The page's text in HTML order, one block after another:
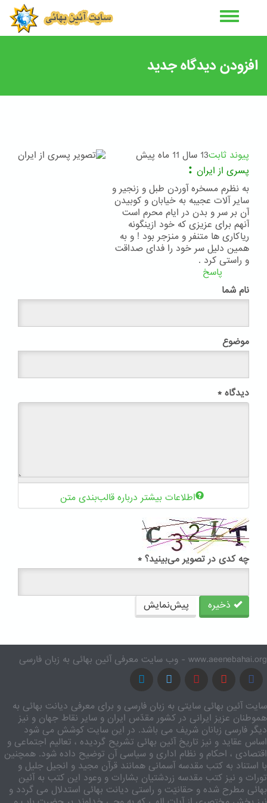
افزودن دیدگاه جدید
پیوند ثابت13 سال 11 ماه پیش
پسری از ایران :
به نظرم مسخره آوردن طبل و زنجیر و
سایر آلات عجیبه به خیابان و کوبیدن
آن بر سر و بدن در ایام محرم است
آنهم برای عزیزی که خود ازینگونه
ریاکاری ها متنفر و منزجر بود ! و به
همین دلیل سر خود را فدای صداقت
و راستی کرد .
پاسخ
نام شما
موضوع
دیدگاه *
اطلاعات بیشتر درباره قالب‌بندی متن
چه کدی در تصویر می‌بینید؟ *
ذخیره پیش‌نمایش
www.aeenebahai.org - وب سایت معرفی آئین بهائی به زبان فارسی
سایت آئین بهائی سایتی به زبان فارسی و برای معرفی دیانت بهائی به
هموطنان عزیز ایرانی در کشور مقدّس ایران و سایر نقاط جهان و نیز
دیگر فارسی زبانان شریف می باشد. در این سایت کوشش می شود
اساس عقاید و نیز تاریخ آئین بهائی تشریح گردیده ، تعالیم اجتماعی و
اقتصادی ، احکام و نظام اداری و سیاسی آن توضیح داده شود. همچنین
با استناد به کتب مقدسه آسمانی همانند قرآن مجید و انجیل جلیل و
تورات و نیز کتب مقدسه زردشتیان بشارات و وعود این کتب به آئین
بهائی مطرح شده و حقانیّت و راستی دیانت بهائی استدلال می گردد و